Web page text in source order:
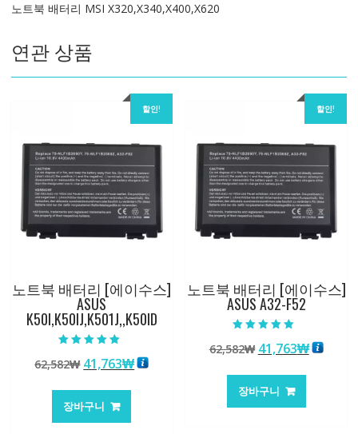
노트북 배터리 MSI X320,X340,X400,X620
연관 상품
할인!
노트북 배터리 [에이수스]
ASUS
K50I,K50IJ,K501J,,K50ID
5.00
로 평가됨
62,582₩ 원
가
격:
41,763₩현
장바구니
할인!
노트북 배터리 [에이수스]
ASUS A32-F52
5.00
로 평가됨
62,582₩ 원
가
격:
41,763₩현
장바구니